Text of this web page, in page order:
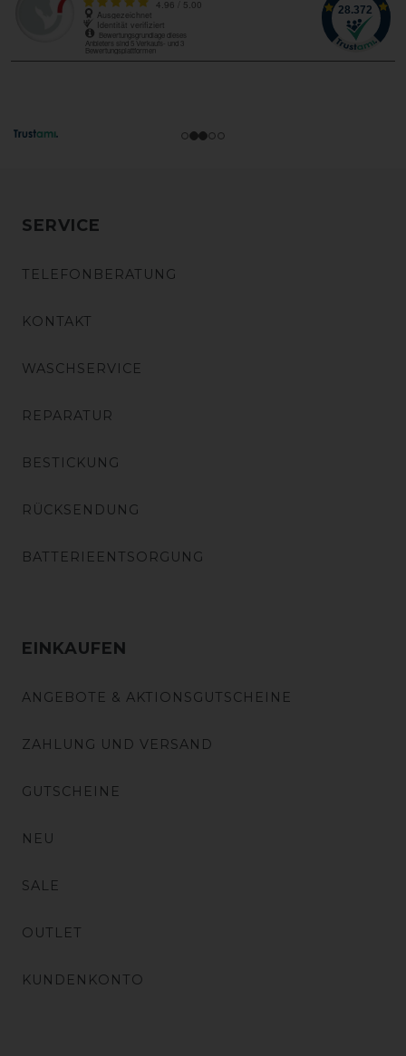
SERVICE
TELEFONBERATUNG
KONTAKT
WASCHSERVICE
REPARATUR
BESTICKUNG
RÜCKSENDUNG
BATTERIEENTSORGUNG
EINKAUFEN
ANGEBOTE & AKTIONSGUTSCHEINE
ZAHLUNG UND VERSAND
GUTSCHEINE
NEU
SALE
OUTLET
KUNDENKONTO